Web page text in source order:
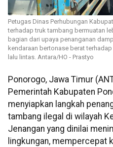
Petugas Dinas Perhubungan
terhadap truk tambang bermuatan
bagian dari upaya penanganan
kendaraan bertonase berat
lalu lintas. Antara/HO - Prastyo
Ponorogo, Jawa Timur
Pemerintah Kabupaten
menyiapkan langkah
tambang ilegal di wilayah
Jenangan yang dinilai
lingkungan, mempercepat